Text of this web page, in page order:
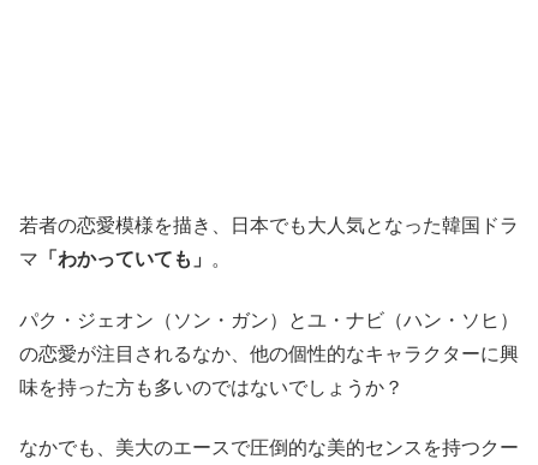
若者の恋愛模様を描き、日本でも大人気となった韓国ドラ
マ 「わかっていても」 。
パク・ジェオン（ソン・ガン）とユ・ナビ（ハン・ソヒ）
の恋愛が注目されるなか、他の個性的なキャラクターに興
味を持った方も多いのではないでしょうか？
なかでも、美大のエースで圧倒的な美的センスを持つクー